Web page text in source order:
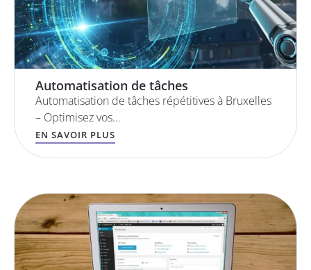
Automatisation de tâches
Automatisation de tâches répétitives à Bruxelles
– Optimisez vos…
EN SAVOIR PLUS